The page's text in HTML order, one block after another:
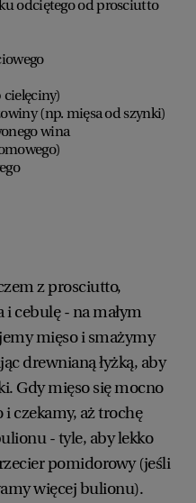
odciętego od prosciutto
cielęciny)
(np. mięsa od szynki)
wina
z prosciutto,
cebulę - na małym
mięso i smażymy
drewnianą łyżką, aby
Gdy mięso się mocno
czekamy, aż trochę
- tyle, aby lekko
pomidorowy (jeśli
więcej bulionu).